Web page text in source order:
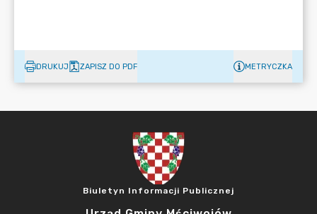
DRUKUJ ZAPISZ DO PDF METRYCZKA
Biuletyn Informacji Publicznej